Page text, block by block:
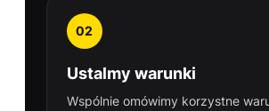
02
Ustalmy warunki
Wspólnie omówimy korzystne